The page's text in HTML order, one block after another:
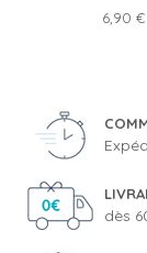
Prix
6,90 €
dès